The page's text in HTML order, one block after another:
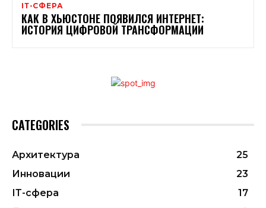
ІТ-СФЕРА
КАК В ХЬЮСТОНЕ ПОЯВИЛСЯ ИНТЕРНЕТ:
ИСТОРИЯ ЦИФРОВОЙ ТРАНСФОРМАЦИИ
CATEGORIES
Архитектура
25
Инновации
23
ІТ-сфера
17